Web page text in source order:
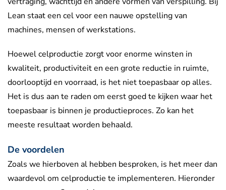
Lean staat een cel voor een nauwe opstelling van
machines, mensen of werkstations.
Hoewel celproductie zorgt voor enorme winsten in
kwaliteit, productiviteit en een grote reductie in ruimte,
doorlooptijd en voorraad, is het niet toepasbaar op alles.
Het is dus aan te raden om eerst goed te kijken waar het
toepasbaar is binnen je productieproces. Zo kan het
meeste resultaat worden behaald.
De voordelen
Zoals we hierboven al hebben besproken, is het meer dan
waardevol om celproductie te implementeren. Hieronder